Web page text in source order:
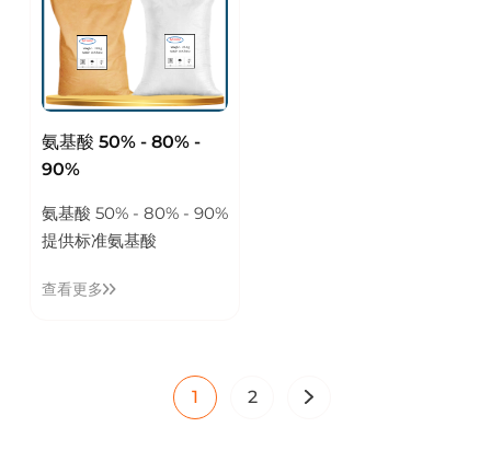
氨基酸 50% - 80% -
90%
氨基酸 50% - 80% - 90%
提供标准氨基酸
查看更多
1 2